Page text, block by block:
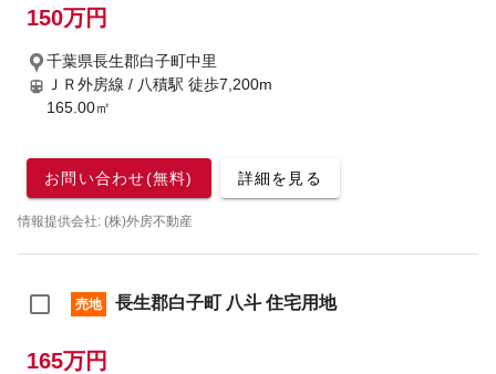
150万円
千葉県長生郡白子町中里
ＪＲ外房線 / 八積駅 徒歩7,200m
165.00㎡
お問い合わせ(無料) 詳細を見る
情報提供会社: (株)外房不動産
売地 長生郡白子町 八斗 住宅用地
165万円